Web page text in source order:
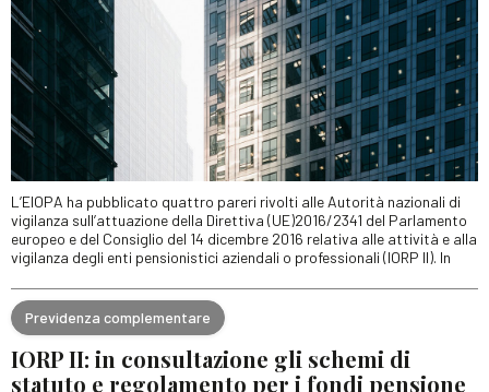
L’EIOPA ha pubblicato quattro pareri rivolti alle Autorità nazionali di
vigilanza sull’attuazione della Direttiva (UE)2016/2341 del Parlamento
europeo e del Consiglio del 14 dicembre 2016 relativa alle attività e alla
vigilanza degli enti pensionistici aziendali o professionali (IORP II). In
Previdenza complementare
IORP II: in consultazione gli schemi di
statuto e regolamento per i fondi pensione